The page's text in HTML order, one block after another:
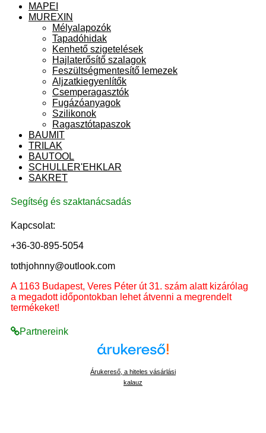
MAPEI
MUREXIN
Mélyalapozók
Tapadóhidak
Kenhető szigetelések
Hajlaterősítő szalagok
Feszültségmentesítő lemezek
Aljzatkiegyenlítők
Csemperagasztók
Fugázóanyagok
Szilikonok
Ragasztótapaszok
BAUMIT
TRILAK
BAUTOOL
SCHULLER'EHKLAR
SAKRET
Segítség és szaktanácsadás
Kapcsolat:
+36-30-895-5054
tothjohnny@outlook.com
A 1163 Budapest, Veres Péter út 31. szám alatt kizárólag
a megadott időpontokban lehet átvenni a megrendelt
termékeket!
Partnereink
Árukereső, a hiteles vásárlási
kalauz